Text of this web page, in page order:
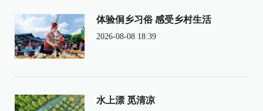
体验侗乡习俗 感受乡村生活
2026-08-08 18:39
水上漂 觅清凉